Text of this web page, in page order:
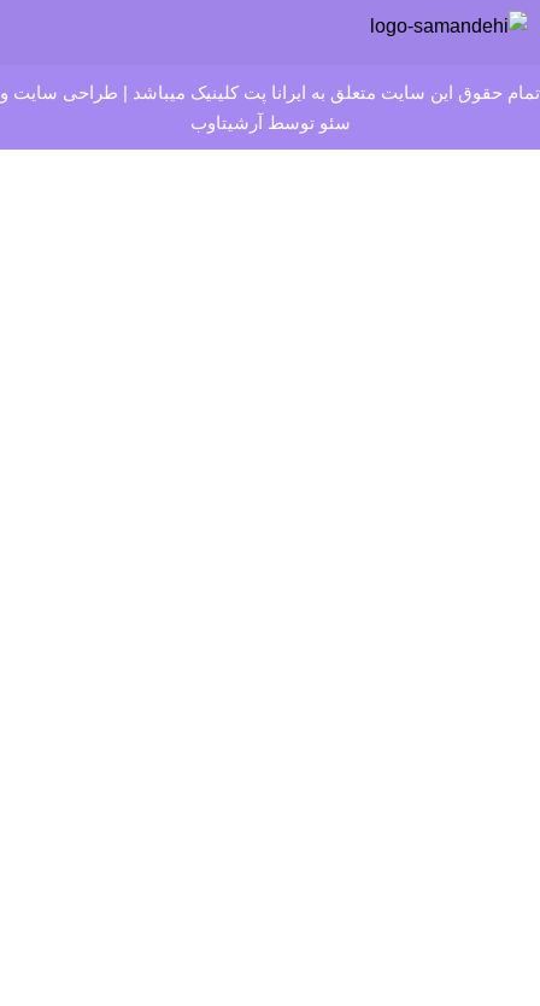
تمام حقوق این سایت متعلق به ایرانا پت کلینیک میباشد | طراحی سایت و
سئو توسط آرشیتاوب